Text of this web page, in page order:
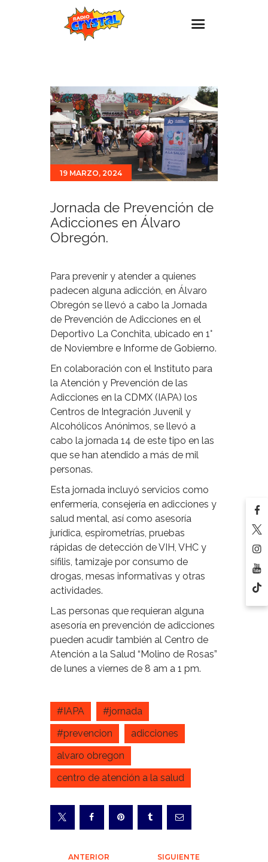
Estaciones
Eventos
Promociones
Noticias
Para ti
19 MARZO, 2024
Jornada de Prevención de
Adicciones en Álvaro
Obregón.
Para prevenir y atender a quienes
padecen alguna adicción, en Álvaro
Obregón se llevó a cabo la Jornada
de Prevención de Adicciones en el
Deportivo La Conchita, ubicado en 1°
de Noviembre e Informe de Gobierno.
En colaboración con el Instituto para
la Atención y Prevención de las
Adicciones en la CDMX (IAPA) los
Centros de Integración Juvenil y
Alcohólicos Anónimos, se llevó a
cabo la jornada 14 de este tipo en las
que se han atendido a más de mil
personas.
Esta jornada incluyó servicios como
enfermería, consejería en adicciones y
salud mental, así como asesoría
jurídica, espirometrías, pruebas
rápidas de detección de VIH, VHC y
sífilis, tamizaje por consumo de
drogas, mesas informativas y otras
actividades.
Las personas que requieran alguna
asesoría en prevención de adicciones
pueden acudir también al Centro de
Atención a la Salud “Molino de Rosas”
de lunes a viernes de 8 am a 1 pm.
#IAPA
#jornada
#prevencion
adicciones
alvaro obregon
centro de atención a la salud
ANTERIOR SIGUIENTE